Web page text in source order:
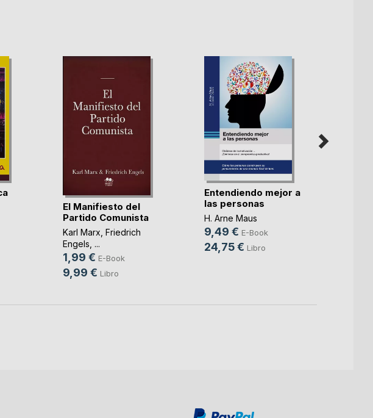
El Manifiesto del
Partido Comunista
Karl Marx Friedrich
Engels , ...
1,99 € E-Book
9,99 € Libro
Entendiendo mejor a
las personas
H. Arne Maus
9,49 € E-Book
24,75 € Libro